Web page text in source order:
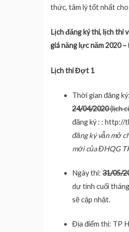
thức, tâm lý tốt nhất cho
Lịch đăng ký thi, lịch thi
giá năng lực năm 2020
Lịch thi Đợt 1
Thời gian đăng
24/04/2020(lịch
đăng ký : : http://
đăng ký vẫn mở
mới của ĐHQG
Ngày thi:31/05/
dự tính cuối
sẽ cập nhật.
Địa điểm thi: TP